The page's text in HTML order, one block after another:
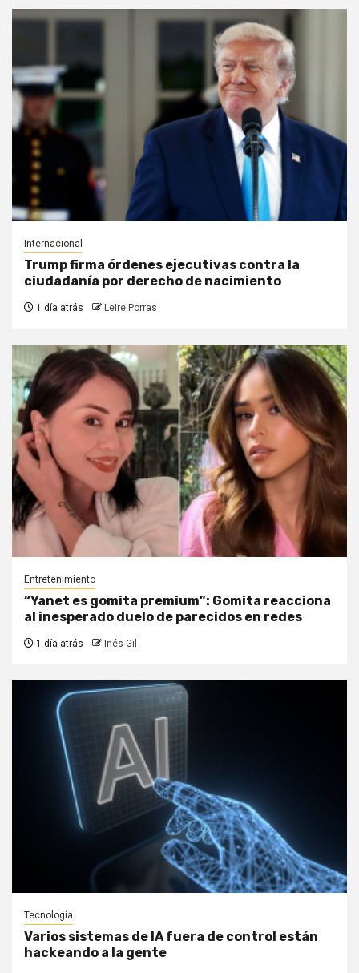
Internacional
Trump firma órdenes ejecutivas contra la
ciudadanía por derecho de nacimiento
1 día atrás Leire Porras
Entretenimiento
“Yanet es gomita premium”: Gomita reacciona
al inesperado duelo de parecidos en redes
1 día atrás Inés Gil
Tecnología
Varios sistemas de IA fuera de control están
hackeando a la gente